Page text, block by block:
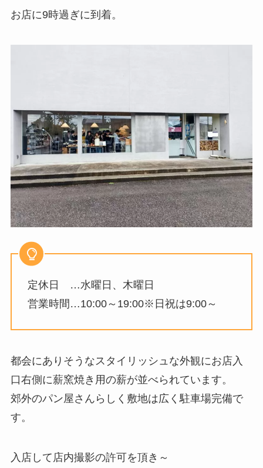
お店に9時過ぎに到着。
定休日 …水曜日、木曜日
営業時間…10:00～19:00※日祝は9:00～
都会にありそうなスタイリッシュな外観にお店入
口右側に薪窯焼き用の薪が並べられています。
郊外のパン屋さんらしく敷地は広く駐車場完備で
す。
入店して店内撮影の許可を頂き～